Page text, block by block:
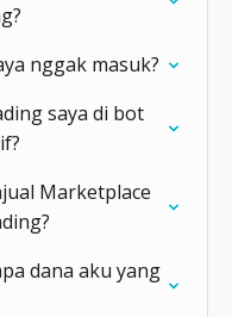
nggak masuk?
saya di bot
Marketplace
dana aku yang